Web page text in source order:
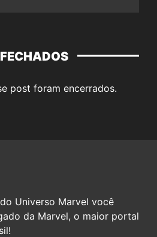
post foram encerrados.
Universo Marvel você
da Marvel, o maior portal